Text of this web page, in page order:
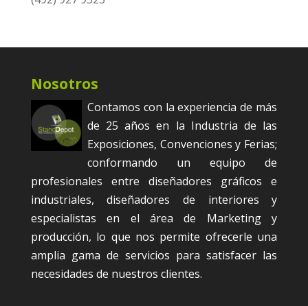
Nosotros
Contamos con la experiencia de más
de 25 años en la Industria de las
Exposiciones, Convenciones y Ferias;
conformando un equipo de
profesionales entre diseñadores gráficos e
industriales, diseñadores de interiores y
especialistas en el área de Marketing y
producción, lo que nos permite ofrecerle una
amplia gama de servicios para satisfacer las
necesidades de nuestros clientes.